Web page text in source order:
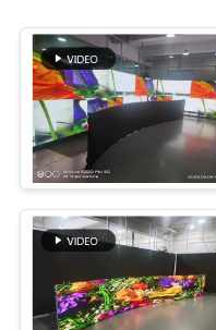
NOUVELLES
LES
AFFAIRES
BLOG